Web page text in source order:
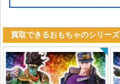
買取できるおもちゃのシリーズ